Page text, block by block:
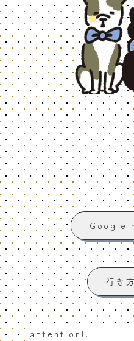
Google
行き
attention!!